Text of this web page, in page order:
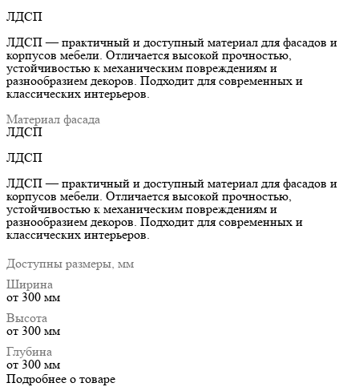
ЛДСП
ЛДСП — практичный и доступный материал для фасадов и
корпусов мебели. Отличается высокой прочностью,
устойчивостью к механическим повреждениям и
разнообразием декоров. Подходит для современных и
классических интерьеров.
Материал фасада
ЛДСП
ЛДСП
ЛДСП — практичный и доступный материал для фасадов и
корпусов мебели. Отличается высокой прочностью,
устойчивостью к механическим повреждениям и
разнообразием декоров. Подходит для современных и
классических интерьеров.
Доступны размеры, мм
Ширина
от 300 мм
Высота
от 300 мм
Глубина
от 300 мм
Подробнее о товаре